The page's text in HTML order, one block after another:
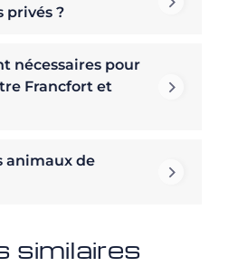
privés ?
nécessaires pour
Francfort et
animaux de
similaires